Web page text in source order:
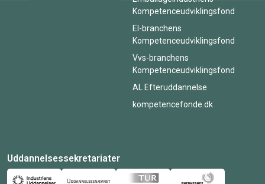
Kompetenceudviklingsfond
El-branchens
Kompetenceudviklingsfond
Vvs-branchens
Kompetenceudviklingsfond
AL Efteruddannelse
kompetencefonde.dk
Uddannelsessekretariater